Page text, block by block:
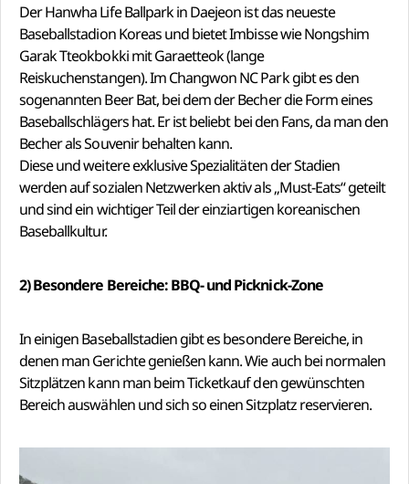
Der Hanwha Life Ballpark in Daejeon ist das neueste
Baseballstadion Koreas und bietet Imbisse wie Nongshim
Garak Tteokbokki mit Garaetteok (lange
Reiskuchenstangen). Im Changwon NC Park gibt es den
sogenannten Beer Bat, bei dem der Becher die Form eines
Baseballschlägers hat. Er ist beliebt bei den Fans, da man den
Becher als Souvenir behalten kann.
Diese und weitere exklusive Spezialitäten der Stadien
werden auf sozialen Netzwerken aktiv als „Must-Eats“ geteilt
und sind ein wichtiger Teil der einziartigen koreanischen
Baseballkultur.
2) Besondere Bereiche: BBQ- und Picknick-Zone
In einigen Baseballstadien gibt es besondere Bereiche, in
denen man Gerichte genießen kann. Wie auch bei normalen
Sitzplätzen kann man beim Ticketkauf den gewünschten
Bereich auswählen und sich so einen Sitzplatz reservieren.